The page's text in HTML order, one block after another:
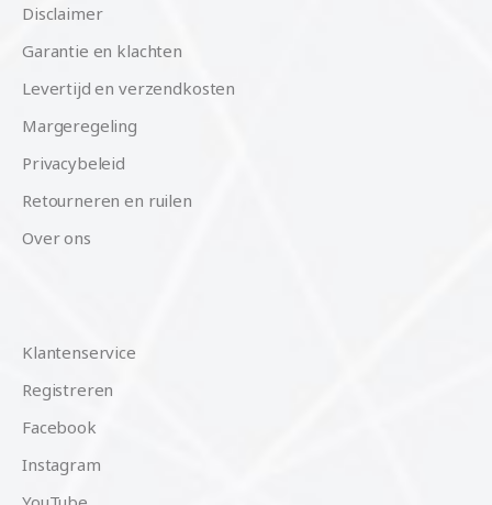
Disclaimer
Garantie en klachten
Levertijd en verzendkosten
Margeregeling
Privacybeleid
Retourneren en ruilen
Over ons
Klantenservice
Registreren
Facebook
Instagram